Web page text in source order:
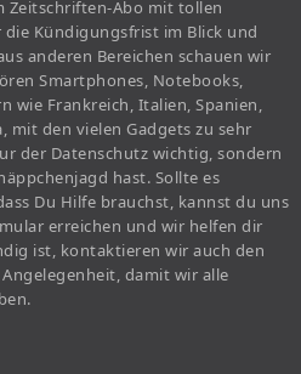
Zeitschriften-Abo mit tollen
Kündigungsfrist im Blick und
anderen Bereichen schauen wir
Smartphones, Notebooks,
wie Frankreich, Italien, Spanien,
mit den vielen Gadgets zu sehr
der Datenschutz wichtig, sondern
hast. Sollte es
Du Hilfe brauchst, kannst du uns
erreichen und wir helfen dir
ist, kontaktieren wir auch den
damit wir alle